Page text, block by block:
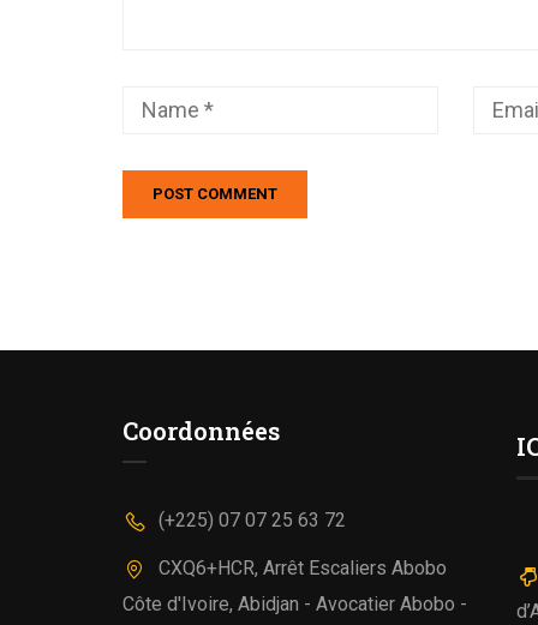
Coordonnées
(+225) 07 07 25 63 72
CXQ6+HCR, Arrêt Escaliers Abobo
Côte d'Ivoire, Abidjan - Avocatier Abobo -